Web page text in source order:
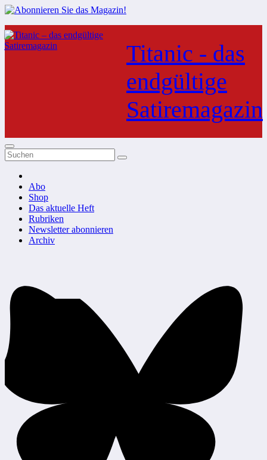
Zum
Inhalt
springen
Titanic - das
endgültige
Satiremagazin
Abo
Shop
Das aktuelle Heft
Rubriken
Newsletter abonnieren
Archiv